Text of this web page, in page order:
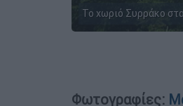
Το χωριό Συρράκο
Φωτογραφίες: